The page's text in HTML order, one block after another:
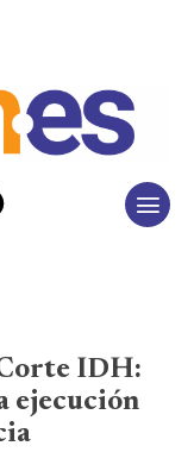
IDH:
ejecución